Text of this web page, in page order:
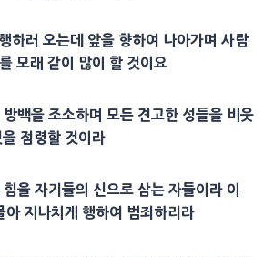
하러 오는데 앞을 향하여 나아가며 사람
모래 같이 많이 할 것이요
방백을 조소하며 모든 견고한 성들을 비웃
점령할 것이라
을 자기들의 신으로 삼는 자들이라 이
지나치게 행하여 범죄 하리라